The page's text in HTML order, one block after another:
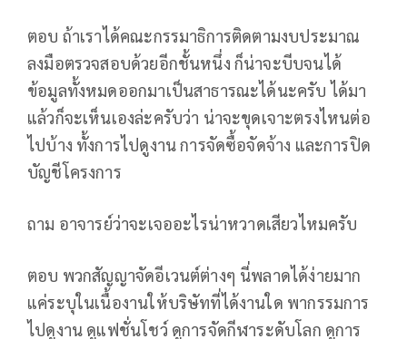
ตอบ ถ้าเราได้คณะกรรมาธิการติดตามงบประมาณ
ลงมือตรวจสอบด้วยอีกชั้นหนึ่ง ก็น่าจะบีบจนได้
ข้อมูลทั้งหมดออกมาเป็นสาธารณะได้นะครับ ได้มา
แล้วก็จะเห็นเองล่ะครับว่า น่าจะขุดเจาะตรงไหนต่อ
ไปบ้าง ทั้งการไปดูงาน การจัดซื้อจัดจ้าง และการปิด
บัญชีโครงการ
ถาม อาจารย์ว่าจะเจออะไรน่าหวาดเสียวไหมครับ
ตอบ พวกสัญญาจัดอีเวนต์ต่างๆ นี่พลาดได้ง่ายมาก
แค่ระบุในเนื้องานให้บริษัทที่ได้งานใด พากรรมการ
ไปดูงาน ดูแฟชั่นโชว์ ดูการจัดกีฬาระดับโลก ดูการ